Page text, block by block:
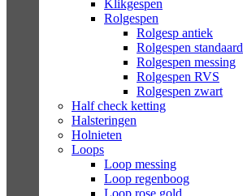
Klikgespen
Rolgespen
Rolgesp antiek
Rolgespen standaard
Rolgespen messing
Rolgespen RVS
Rolgespen zwart
Half check ketting
Halsteringen
Holnieten
Loops
Loop messing
Loop regenboog